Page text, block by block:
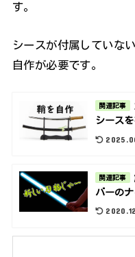
す。
シースが付属していな
自作が必要です。
関連記事
シース
関連記事
バーの